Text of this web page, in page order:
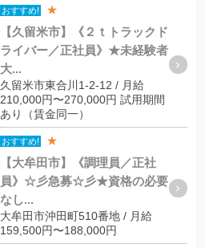
おすすめ! ★
【久留米市】《２ｔトラックド
ライバー／正社員》★未経験者
大...
久留米市東合川1-2-12 / 月給
210,000円〜270,000円 試用期間
あり（賃金同一）
おすすめ! ★
【大牟田市】《調理員／正社
員》☆彡急募☆彡★資格の必要
なし...
大牟田市沖田町510番地 / 月給
159,500円〜188,000円